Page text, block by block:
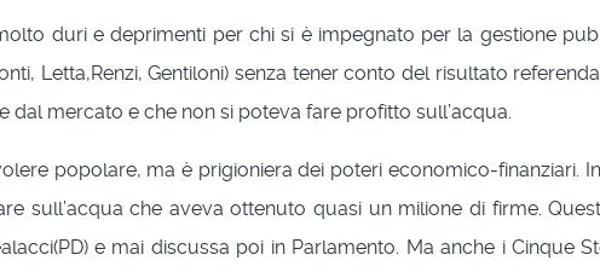
duri e deprimenti per chi si è impegnato per la gestione
Letta,Renzi, Gentiloni) senza tener conto del risultato
mercato e che non si poteva fare profitto sull’acqua.
popolare, ma è prigioniera dei poteri economico-finanziari.
sull’acqua che aveva ottenuto quasi un milione di firme.
e mai discussa poi in Parlamento. Ma anche i Cinque